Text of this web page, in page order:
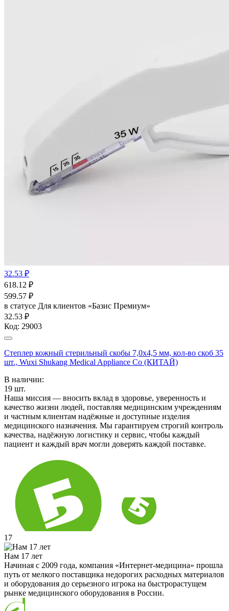
32.53 ₽
618.12 ₽
599.57 ₽
в статусе Для клиентов «Базис Премиум»
32.53 ₽
Код: 29003
Степлер кожный стерильный скобы 7,0х4,5 мм, кол-во скоб 35
шт., Wuxi Shukang Medical Appliance Co (КИТАЙ)
В наличии:
19 шт.
Наша миссия — вносить вклад в здоровье, уверенность и
качество жизни людей, поставляя медицинским учреждениям
и частным клиентам надёжные и доступные изделия
медицинского назначения. Мы гарантируем строгий контроль
качества, надёжную логистику и сервис, чтобы каждый
пациент и каждый врач могли доверять каждой поставке.
17
Нам 17 лет
Начиная с 2009 года, компания «Интернет-медицина» прошла
путь от мелкого поставщика недорогих расходных материалов
и оборудования до серьезного игрока на быстрорастущем
рынке медицинского оборудования в России.